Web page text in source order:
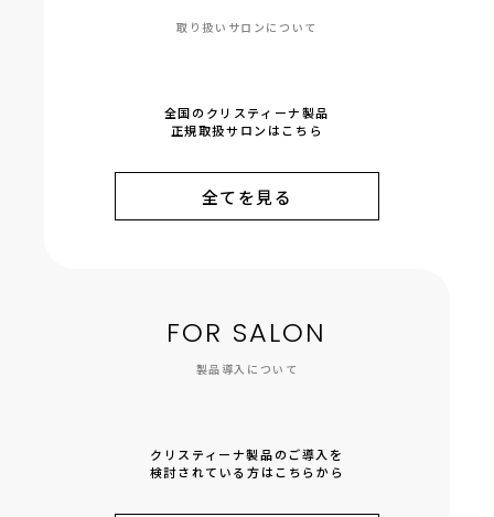
取り扱いサロンについて
全国のクリスティーナ製品
正規取扱サロンはこちら
全てを見る
FOR SALON
製品導入について
クリスティーナ製品のご導入を
検討されている方はこちらから